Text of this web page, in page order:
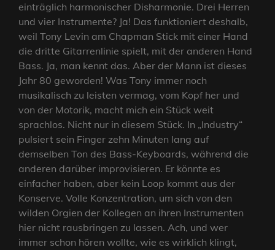
einträglich harmonischer Disharmonie. Drei Herren
und vier Instrumente? Ja! Das funktioniert deshalb,
weil Tony Levin am Chapman Stick mit einer Hand
die dritte Gitarrenlinie spielt, mit der anderen Hand
Bass. Ja, man kennt das. Aber der Mann ist dieses
Jahr 80 geworden! Was Tony immer noch
musikalisch zu leisten vermag, vom Kopf her und
von der Motorik, macht mich ein Stück weit
sprachlos. Nicht nur in diesem Stück. In „Industry“
pulsiert sein Finger zehn Minuten lang auf
demselben Ton des Bass-Keyboards, während die
anderen darüber improvisieren. Er könnte es
einfacher haben, aber kein Loop kommt aus der
Konserve. Volle Konzentration, um sich von den
wilden Orgien der Kollegen an ihren Instrumenten
hier nicht rausbringen zu lassen. Ach, und wer
immer schon hören wollte, wie es wirklich klingt,